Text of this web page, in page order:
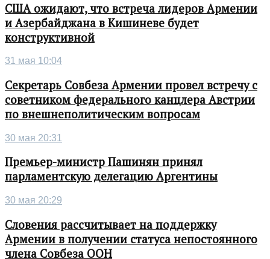
США ожидают, что встреча лидеров Армении
и Азербайджана в Кишиневе будет
конструктивной
31 мая 10:04
Секретарь Совбеза Армении провел встречу с
советником федерального канцлера Австрии
по внешнеполитическим вопросам
30 мая 20:31
Премьер-министр Пашинян принял
парламентскую делегацию Аргентины
30 мая 20:29
Словения рассчитывает на поддержку
Армении в получении статуса непостоянного
члена Совбеза ООН